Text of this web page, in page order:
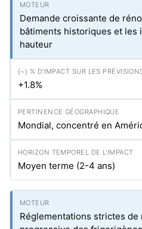
Demande croissante de
bâtiments historiques et les
hauteur
+1.8%
Mondial, concentré en
Moyen terme (2-4 ans)
Réglementations strictes de